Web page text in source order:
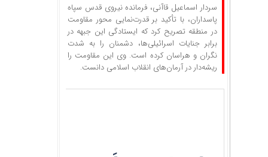
سردار اسماعیل قاآنی، فرمانده نیروی قدس سپاه
پاسداران، با تأکید بر قدرت‌نمایی محور مقاومت
در منطقه تصریح کرد که ایستادگی این جبهه در
برابر جنایات اسرائیلی‌ها، دشمنان را به شدت
نگران و هراسان کرده است. وی این مقاومت را
ریشه‌دار در آرمان‌های انقلاب اسلامی دانست.